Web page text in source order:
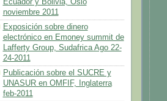
Ecuador y Bolivia, Oslo
noviembre 2011
Exposición sobre dinero
electrónico en Emoney summit de
Lafferty Group, Sudafrica Ago 22-
24-2011
Publicación sobre el SUCRE y
UNASUR en OMFIF, Inglaterra
feb-2011